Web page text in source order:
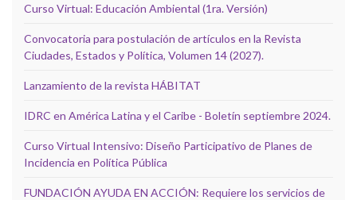
Curso Virtual: Educación Ambiental (1ra. Versión)
Convocatoria para postulación de artículos en la Revista
Ciudades, Estados y Política, Volumen 14 (2027).
Lanzamiento de la revista HÁBITAT
IDRC en América Latina y el Caribe - Boletín septiembre 2024.
Curso Virtual Intensivo: Diseño Participativo de Planes de
Incidencia en Política Pública
FUNDACIÓN AYUDA EN ACCIÓN: Requiere los servicios de